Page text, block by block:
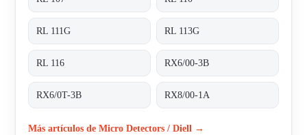
RL 111G RL 113G
RL 116 RX6/00-3B
RX6/0T-3B RX8/00-1A
Más artículos de Micro Detectors / Diell →